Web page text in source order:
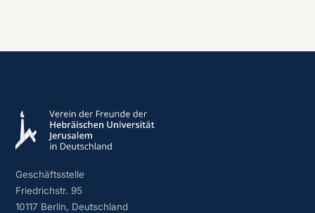
Geschäftsstelle
Friedrichstr. 95
10117 Berlin, Deutschland